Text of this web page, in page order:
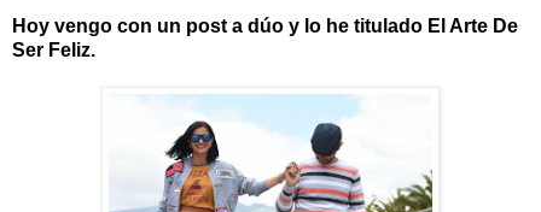
Hoy vengo con un post a dúo y lo he titulado El Arte De
Ser Feliz.